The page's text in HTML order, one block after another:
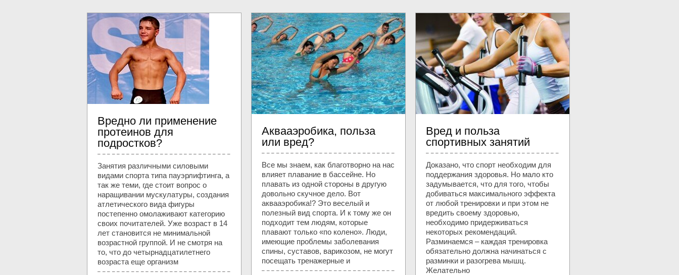
Вредно ли применение
протеинов для
подростков?
Занятия различными силовыми
видами спорта типа пауэрлифтинга, а
так же теми, где стоит вопрос о
наращивании мускулатуры, создания
атлетического вида фигуры
постепенно омолаживают категорию
своих почитателей. Уже возраст в 14
лет становится не минимальной
возрастной группой. И не смотря на
то, что до четырнадцатилетнего
возраста еще организм
Аквааэробика, польза
или вред?
Все мы знаем, как благотворно на нас
влияет плавание в бассейне. Но
плавать из одной стороны в другую
довольно скучное дело. Вот
аквааэробика!? Это веселый и
полезный вид спорта. И к тому же он
подходит тем людям, которые
плавают только «по колено». Люди,
имеющие проблемы заболевания
спины, суставов, варикозом, не могут
посещать тренажерные и
Вред и польза
спортивных занятий
Доказано, что спорт необходим для
поддержания здоровья. Но мало кто
задумывается, что для того, чтобы
добиваться максимального эффекта
от любой тренировки и при этом не
вредить своему здоровью,
необходимо придерживаться
некоторых рекомендаций.
Разминаемся – каждая тренировка
обязательно должна начинаться с
разминки и разогрева мышц.
Желательно